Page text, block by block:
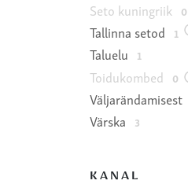
Seto kuningriik 0
Tallinna setod 1
Taluelu 1
Toidukombed 0
Väljarändamisest
Värska 3
KANAL